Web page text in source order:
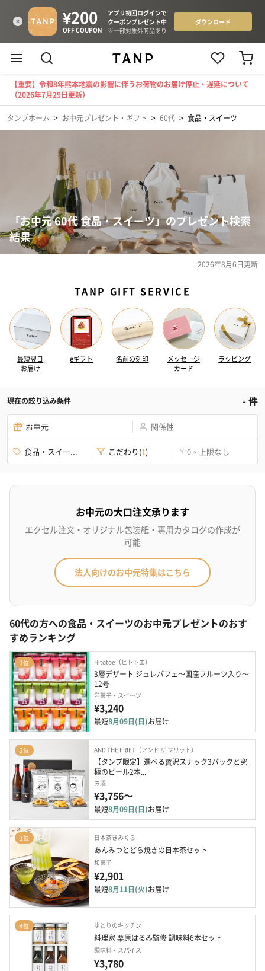
【重要】令和8年熊本地震の影響に伴うお荷物のお届け停止・遅延について
（2026年7月29日更新）
タンプホーム > お中元プレゼント・ギフト > 60代 > 食品・スイーツ
「お中元 60代 食品・スイーツ」のプレゼント検索
結果
2026年8月6日更新
TANP GIFT SERVICE
最短翌日
お届け
eギフト 名前の刻印
メッセージ
カード
ラッピング
現在の絞り込み条件 -件
お中元 関係性
食品・スイー... こだわり(1) ¥ 0 ~ 上限なし
お中元の大口注文承ります
エクセル注文・オリジナル包装紙・専用カタログの作成が
可能
法人向けのお中元特集はこちら
60代の方への食品・スイーツのお中元プレゼントのおす
すめランキング
1位 Hitotoe（ヒトトエ）
3層デザート ジュレパフェ～国産フルーツ入り～
12号
洋菓子・スイーツ
¥3,240
最短8月09日(日)お届け
2位 AND THE FRIET（アンド ザ フリット）
【タンプ限定】選べる贅沢スナック3パックと究
極のビール2本...
お酒
¥3,756〜
最短8月09日(日)お届け
3位 日本茶きみくら
あんみつとどら焼きの日本茶セット
和菓子
¥2,901
最短8月11日(火)お届け
4位 ゆとりのキッチン
料理家 栗原はるみ監修 調味料6本セット
調味料・スパイス
¥3,780